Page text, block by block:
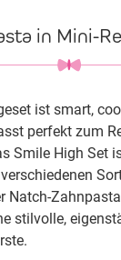
in Mini-
ist smart,
perfekt zum
Smile High Set
Natch-
stilvolle,